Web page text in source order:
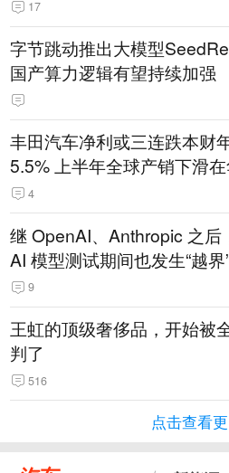
17
字节跳动推出大模型
国产算力逻辑有望持续加强
丰田汽车净利或三连跌本财
5.5% 上半年全球产销下滑
14.3万辆
4
继 OpenAI、Anthropic 之后
AI 模型测试期间也发生“越界
9
王虹的顶级奢侈品，开始被
判了
516
点击查看